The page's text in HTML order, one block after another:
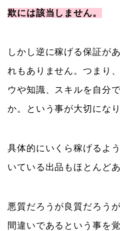
欺には該当しません。
しかし逆に稼げる保証が
れもありません。つまり
ウや知識、スキルを自分
か。という事が大切になり
具体的にいくら稼げるよ
いている出品もほとんど
悪質だろうが良質だろう
間違いであるという事を